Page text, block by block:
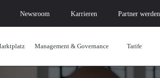
Newsroom Karrieren Partner werden
Management & Governance Tarife